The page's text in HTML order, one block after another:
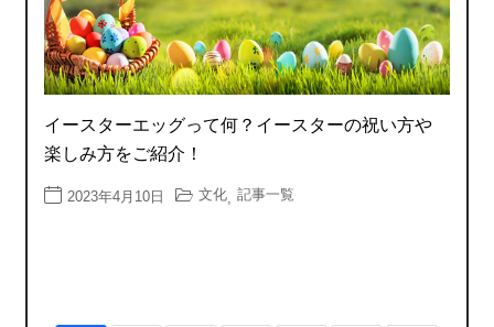
イースターエッグって何？イースターの祝い方や
楽しみ方をご紹介！
2023年4月10日 文化 記事一覧